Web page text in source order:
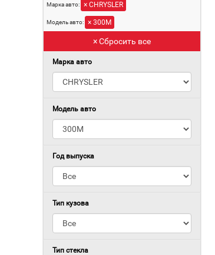
Марка авто: × CHRYSLER
Модель авто: × 300M
× Сбросить все
Марка авто
Модель авто
Год выпуска
Тип кузова
Тип стекла